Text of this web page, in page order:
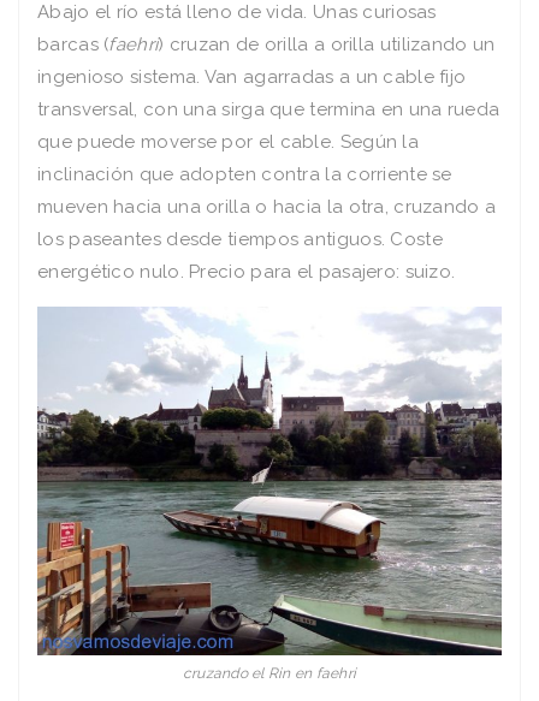
Abajo el río está lleno de vida. Unas curiosas
barcas (faehri) cruzan de orilla a orilla utilizando un
ingenioso sistema. Van agarradas a un cable fijo
transversal, con una sirga que termina en una rueda
que puede moverse por el cable. Según la
inclinación que adopten contra la corriente se
mueven hacia una orilla o hacia la otra, cruzando a
los paseantes desde tiempos antiguos. Coste
energético nulo. Precio para el pasajero: suizo.
cruzando el Rin en faehri